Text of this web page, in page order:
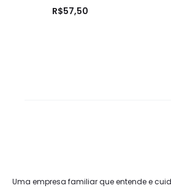
R$57,50
Uma empresa familiar que entende e